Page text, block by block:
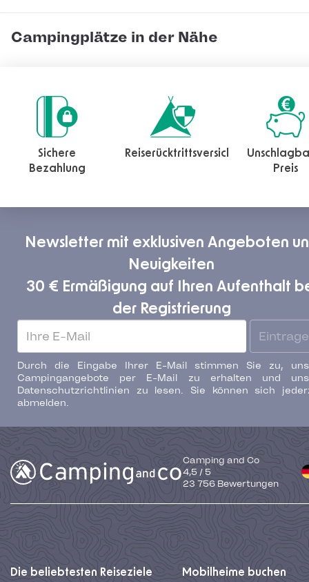
Campingplätze in der Nähe
Sichere
Bezahlung
Reiserücktrittsversicherung
Preis
Newsletter mit exklusiven Angeboten
Neuigkeiten
30 € Ermäßigung auf Ihren Aufenthalt
der Registrierung
Durch die Eingabe Ihrer E-Mail stimmen Sie zu,
Campingangebote per E-Mail zu erhalten und
Datenschutzrichtlinien zu lesen. Sie können sich
abmelden.
Camping and Co
4,5 / 5
23 756Bewertungen
Die beliebtesten Reiseziele Mobilheime buchen